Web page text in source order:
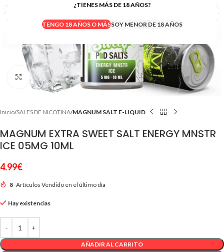
¿TIENES MÁS DE 18 AÑOS?
TENGO 18 AÑOS O MÁSSOY MENOR DE 18 AÑOS
Clic para ampliar
Inicio SALES DE NICOTINA MAGNUM SALT E-LIQUID
MAGNUM EXTRA SWEET SALT ENERGY MNSTR
ICE 05MG 10ML
4.99€
8 Artículos Vendido en el último día
Hay existencias
AÑADIR AL CARRITO